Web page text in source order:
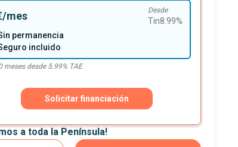
/mes Desde
Tin8.99%
permanencia
incluido
meses desde 5.99% TAE
Solicitar financiación
a toda la Península!